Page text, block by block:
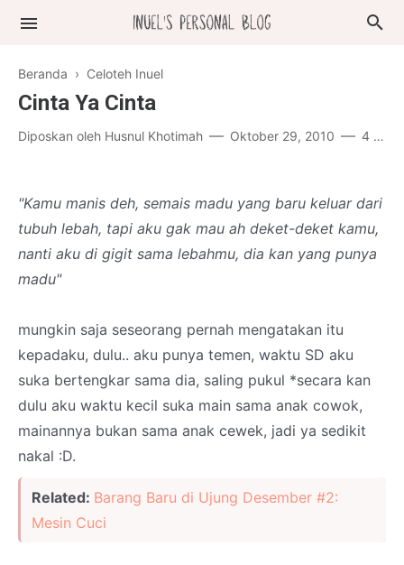
Beranda › Celoteh Inuel
Cinta Ya Cinta
Diposkan oleh Husnul Khotimah Oktober 29, 2010 4 komentar
"Kamu manis deh, semais madu yang baru keluar dari
tubuh lebah, tapi aku gak mau ah deket-deket kamu,
nanti aku di gigit sama lebahmu, dia kan yang punya
madu"
mungkin saja seseorang pernah mengatakan itu
kepadaku, dulu.. aku punya temen, waktu SD aku
suka bertengkar sama dia, saling pukul *secara kan
dulu aku waktu kecil suka main sama anak cowok,
mainannya bukan sama anak cewek, jadi ya sedikit
nakal :D.
Related: Barang Baru di Ujung Desember #2:
Mesin Cuci